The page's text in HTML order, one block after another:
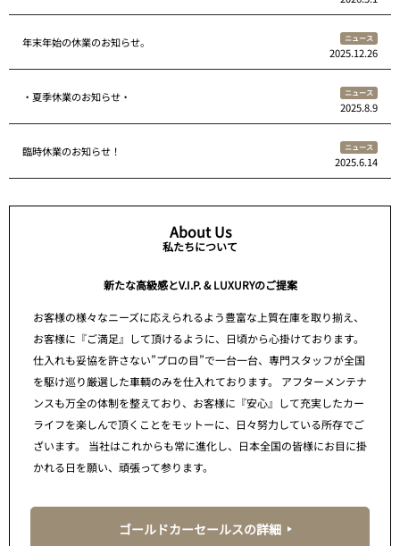
年末年始の休業のお知らせ。 ニュース
2025.12.26
・夏季休業のお知らせ・ ニュース
2025.8.9
臨時休業のお知らせ！ ニュース
2025.6.14
About Us
私たちについて
新たな高級感とV.I.P. & LUXURYのご提案
お客様の様々なニーズに応えられるよう豊富な上質在庫を取り揃え、
お客様に『ご満足』して頂けるように、日頃から心掛けております。
仕入れも妥協を許さない”プロの目”で一台一台、専門スタッフが全国
を駆け巡り厳選した車輌のみを仕入れております。 アフターメンテナ
ンスも万全の体制を整えており、お客様に『安心』して充実したカー
ライフを楽しんで頂くことをモットーに、日々努力している所存でご
ざいます。 当社はこれからも常に進化し、日本全国の皆様にお目に掛
かれる日を願い、頑張って参ります。
ゴールドカーセールスの詳細